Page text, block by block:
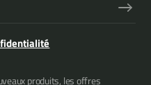
produits, les offres